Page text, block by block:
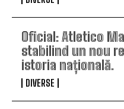
Oficial: Atletico
stabilind un nou
istoria națională.
DIVERSE